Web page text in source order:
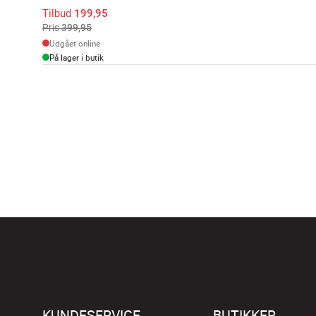
Tilbud 199,95
Pris399,95
Udgået online
På lager i butik